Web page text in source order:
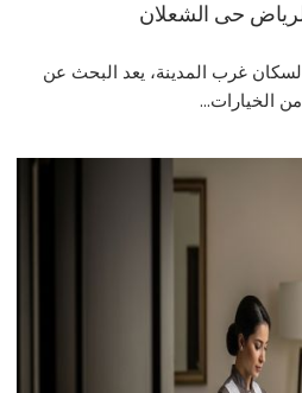
حى الشعلان
غرب المدينة، يعد البحث عن
الخيارات...